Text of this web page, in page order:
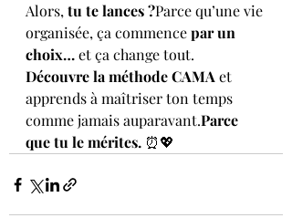
Alors, tu te lances ?Parce qu’une vie
organisée, ça commence par un
choix… et ça change tout.
Découvre la méthode CAMA et
apprends à maîtriser ton temps
comme jamais auparavant.Parce
que tu le mérites. ⏰💖